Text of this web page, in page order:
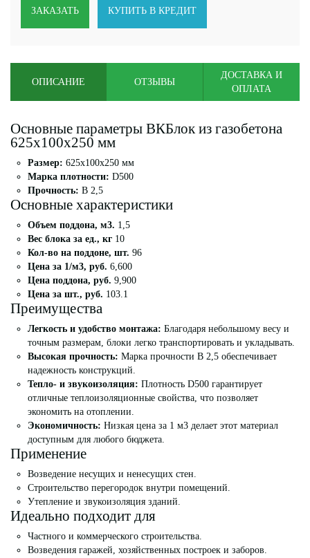
ЗАКАЗАТЬ КУПИТЬ В КРЕДИТ
ОПИСАНИЕ ОТЗЫВЫ
ДОСТАВКА И
ОПЛАТА
Основные параметры ВКБлок из газобетона
625x100x250 мм
Размер: 625x100x250 мм
Марка плотности: D500
Прочность: B 2,5
Основные характеристики
Объем поддона, м3. 1,5
Вес блока за ед., кг 10
Кол-во на поддоне, шт. 96
Цена за 1/м3, руб. 6,600
Цена поддона, руб. 9,900
Цена за шт., руб. 103.1
Преимущества
Легкость и удобство монтажа: Благодаря небольшому весу и
точным размерам, блоки легко транспортировать и укладывать.
Высокая прочность: Марка прочности B 2,5 обеспечивает
надежность конструкций.
Тепло- и звукоизоляция: Плотность D500 гарантирует
отличные теплоизоляционные свойства, что позволяет
экономить на отоплении.
Экономичность: Низкая цена за 1 м3 делает этот материал
доступным для любого бюджета.
Применение
Возведение несущих и ненесущих стен.
Строительство перегородок внутри помещений.
Утепление и звукоизоляция зданий.
Идеально подходит для
Частного и коммерческого строительства.
Возведения гаражей, хозяйственных построек и заборов.